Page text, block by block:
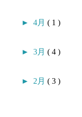
►4月( 1 )
►3月( 4 )
► 2月( 3 )